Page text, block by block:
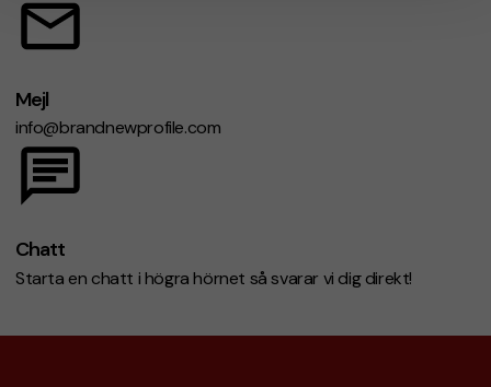
Mejl
info@brandnewprofile.com
Chatt
Starta en chatt i högra hörnet så svarar vi dig direkt!